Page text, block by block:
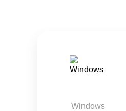
Windows